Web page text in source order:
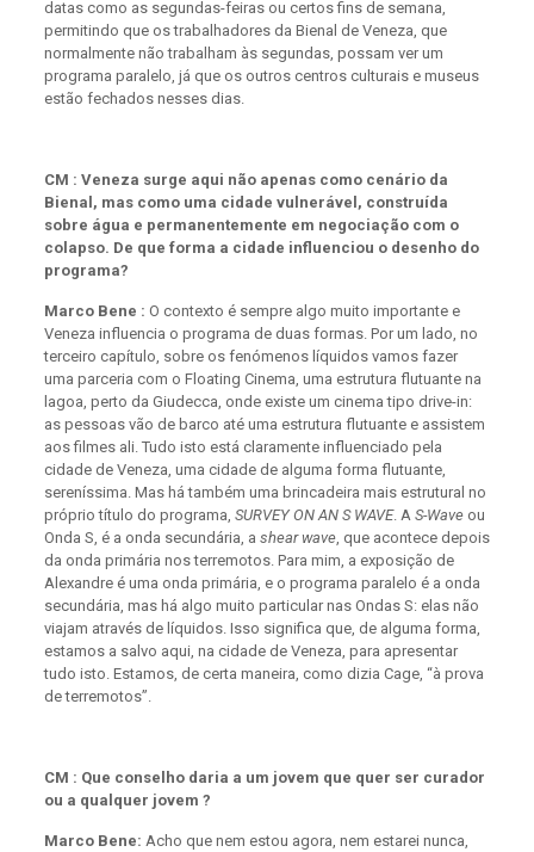
datas como as segundas-feiras ou certos fins de semana,
permitindo que os trabalhadores da Bienal de Veneza, que
normalmente não trabalham às segundas, possam ver um
programa paralelo, já que os outros centros culturais e museus
estão fechados nesses dias.
CM : Veneza surge aqui não apenas como cenário da
Bienal, mas como uma cidade vulnerável, construída
sobre água e permanentemente em negociação com o
colapso. De que forma a cidade influenciou o desenho do
programa?
Marco Bene : O contexto é sempre algo muito importante e
Veneza influencia o programa de duas formas. Por um lado, no
terceiro capítulo, sobre os fenómenos líquidos vamos fazer
uma parceria com o Floating Cinema, uma estrutura flutuante na
lagoa, perto da Giudecca, onde existe um cinema tipo drive-in:
as pessoas vão de barco até uma estrutura flutuante e assistem
aos filmes ali. Tudo isto está claramente influenciado pela
cidade de Veneza, uma cidade de alguma forma flutuante,
sereníssima. Mas há também uma brincadeira mais estrutural no
próprio título do programa, SURVEY ON AN S WAVE. A S-Waveou
Onda S, é a onda secundária, a shear wave, que acontece depois
da onda primária nos terremotos. Para mim, a exposição de
Alexandre é uma onda primária, e o programa paralelo é a onda
secundária, mas há algo muito particular nas Ondas S: elas não
viajam através de líquidos. Isso significa que, de alguma forma,
estamos a salvo aqui, na cidade de Veneza, para apresentar
tudo isto. Estamos, de certa maneira, como dizia Cage, “à prova
de terremotos”.
CM : Que conselho daria a um jovem que quer ser curador
ou a qualquer jovem ?
Marco Bene: Acho que nem estou agora, nem estarei nunca,